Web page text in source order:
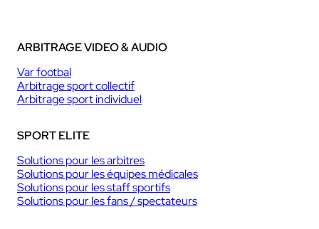
ARBITRAGE VIDEO & AUDIO
Var footbal
Arbitrage sport collectif
Arbitrage sport individuel
SPORT ELITE
Solutions pour les arbitres
Solutions pour les équipes médicales
Solutions pour les staff sportifs
Solutions pour les fans / spectateurs